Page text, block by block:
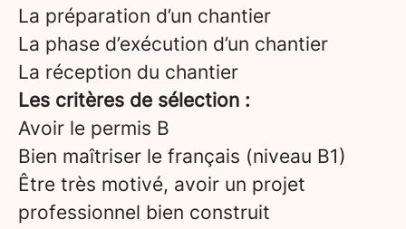
La préparation d’un chantier
La phase d’exécution d’un chantier
La réception du chantier
Les critères de sélection :
Avoir le permis B
Bien maîtriser le français (niveau B1)
Être très motivé, avoir un projet
professionnel bien construit